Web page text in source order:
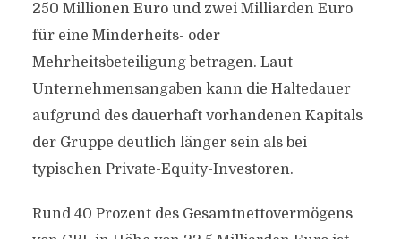
250 Millionen Euro und zwei Milliarden Euro
für eine Minderheits- oder
Mehrheitsbeteiligung betragen. Laut
Unternehmensangaben kann die Haltedauer
aufgrund des dauerhaft vorhandenen Kapitals
der Gruppe deutlich länger sein als bei
typischen Private-Equity-Investoren.
Rund 40 Prozent des Gesamtnettovermögens